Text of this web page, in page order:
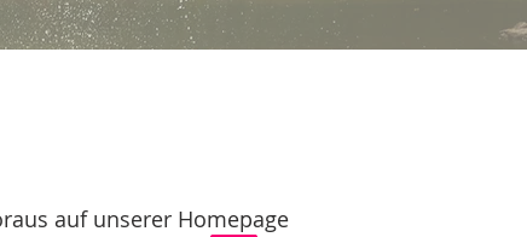
auf unserer Homepage